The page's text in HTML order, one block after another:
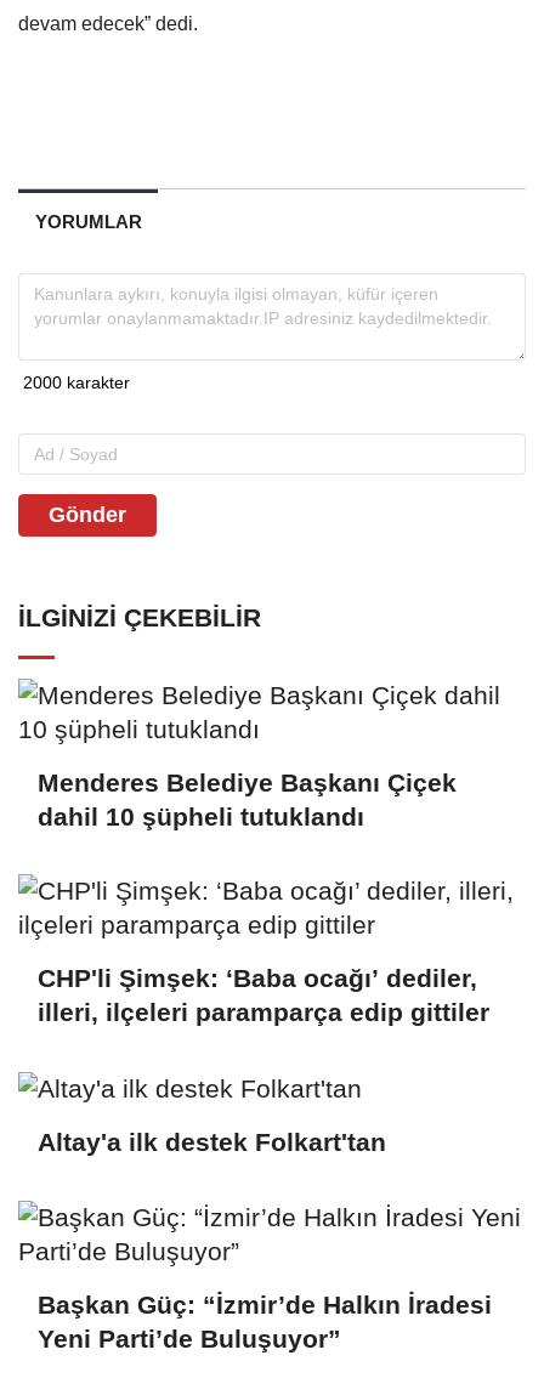
devam edecek” dedi.
YORUMLAR
Gönder
İLGINIZI ÇEKEBILIR
Menderes Belediye Başkanı Çiçek
dahil 10 şüpheli tutuklandı
CHP'li Şimşek: ‘Baba ocağı’ dediler,
illeri, ilçeleri paramparça edip gittiler
Altay'a ilk destek Folkart'tan
Başkan Güç: “İzmir’de Halkın İradesi
Yeni Parti’de Buluşuyor”